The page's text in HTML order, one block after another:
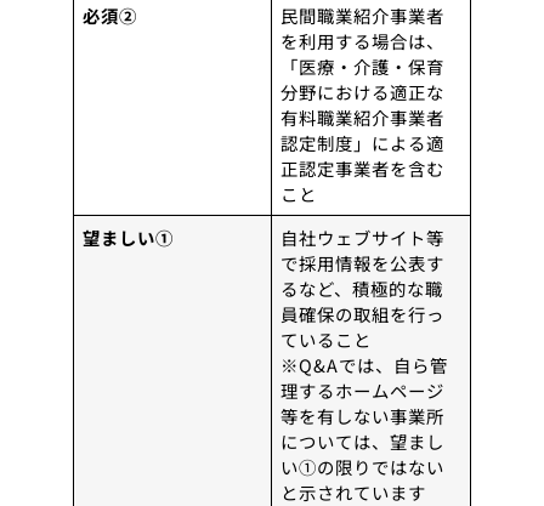
必須②
民間職業紹介事業者
を利用する場合は、
「医療・介護・保育
分野における適正な
有料職業紹介事業者
認定制度」による適
正認定事業者を含む
こと
望ましい①
自社ウェブサイト等
で採用情報を公表す
るなど、積極的な職
員確保の取組を行っ
ていること
※Q&Aでは、自ら管
理するホームページ
等を有しない事業所
については、望まし
い①の限りではない
と示されています